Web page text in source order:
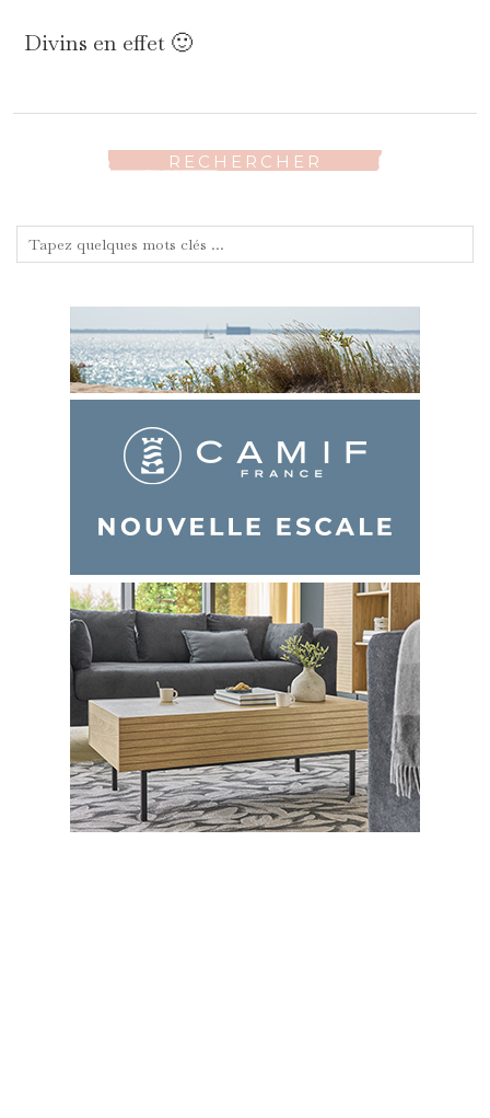
Divins en effet 🙂
RECHERCHER